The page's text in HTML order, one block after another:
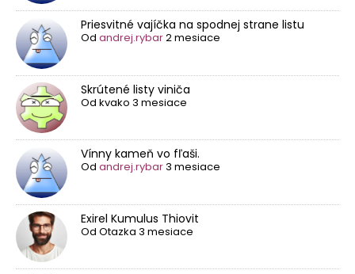
Priesvitné vajíčka na spodnej strane listu
Od andrej.rybar2 mesiace
Skrútené listy viniča
Od kvako 3 mesiace
Vínny kameň vo fľaši.
Od andrej.rybar3 mesiace
Exirel Kumulus Thiovit
Od Otazka 3 mesiace